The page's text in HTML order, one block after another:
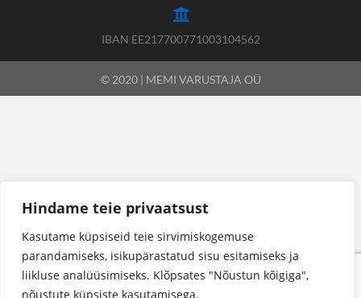
Hindame teie privaatsust
Kasutame küpsiseid teie sirvimiskogemuse
parandamiseks, isikupärastatud sisu esitamiseks ja
liikluse analüüsimiseks. Klõpsates "Nõustun kõigiga",
nõustute küpsiste kasutamisega.
IBAN EE217700771003104562
© 2020 | MEMI VARUSTAJA OÜ